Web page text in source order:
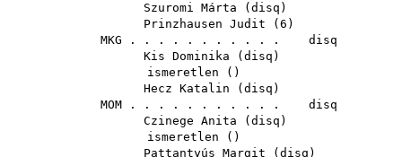
Szuromi Márta ( disq )
Prinzhausen Judit ( 6 )
MKG . . . . . . . . . . . disq
Kis Dominika ( disq )
ismeretlen ()
Hecz Katalin ( disq )
MOM . . . . . . . . . . . disq
Czinege Anita ( disq )
ismeretlen ()
Pattantyús Margit ( disq )